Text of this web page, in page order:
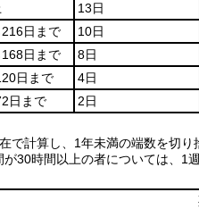
13日
日まで 10日
日まで 8日
日まで 4日
日まで 2日
計算し、1年未満の端数を切り
30時間以上の者については、1